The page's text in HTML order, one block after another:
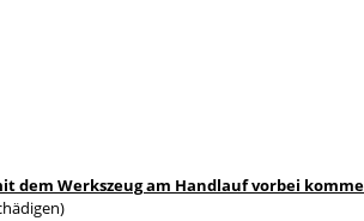
dem Werkszeug am Handlauf vorbei